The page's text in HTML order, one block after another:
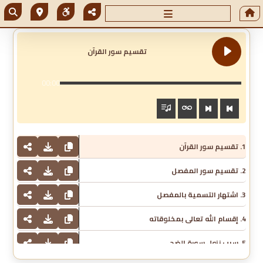
تقسيم سور القرآن
00:00
1. تقسيم سور القرآن
2. تقسيم سور المفصل
3. اشتهار التسمية بالمفصل
4. إقسام الله تعالى بمخلوقاته
5. سبب نزول سورة الضحى